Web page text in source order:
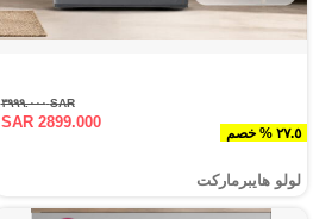
٢٧.٥ % خصم
SAR ٣٩٩٩.٠٠٠
SAR 2899.000
لولو هايبرماركت